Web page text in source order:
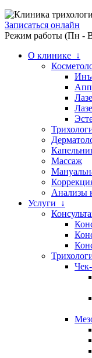
Записаться онлайн
Режим работы (Пн -
О клинике ↓
Массаж
Анализы
Услуги ↓